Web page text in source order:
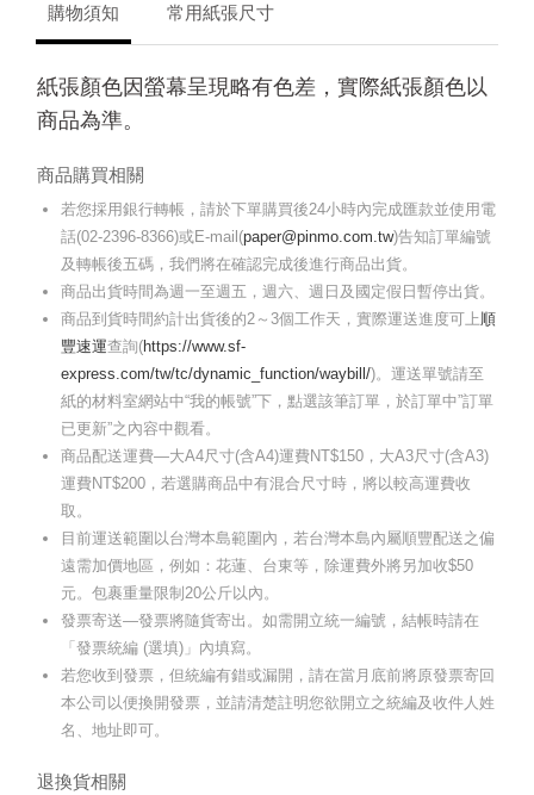
購物須知 常用紙張尺寸
紙張顏色因螢幕呈現略有色差，實際紙張顏色以
商品為準。
商品購買相關
若您採用銀行轉帳，請於下單購買後24小時內完成匯款並使用電
話(02-2396-8366)或E-mail(paper@pinmo.com.tw)告知訂單編號
及轉帳後五碼，我們將在確認完成後進行商品出貨。
商品出貨時間為週一至週五，週六、週日及國定假日暫停出貨。
商品到貨時間約計出貨後的2～3個工作天，實際運送進度可上順
豐速運查詢(https://www.sf-
express.com/tw/tc/dynamic_function/waybill/)。運送單號請至
紙的材料室網站中“我的帳號”下，點選該筆訂單，於訂單中”訂單
已更新”之內容中觀看。
商品配送運費—大A4尺寸(含A4)運費NT$150，大A3尺寸(含A3)
運費NT$200，若選購商品中有混合尺寸時，將以較高運費收
取。
目前運送範圍以台灣本島範圍內，若台灣本島內屬順豐配送之偏
遠需加價地區，例如：花蓮、台東等，除運費外將另加收$50
元。包裹重量限制20公斤以內。
發票寄送—發票將隨貨寄出。如需開立統一編號，結帳時請在
「發票統編 (選填)」內填寫。
若您收到發票，但統編有錯或漏開，請在當月底前將原發票寄回
本公司以便換開發票，並請清楚註明您欲開立之統編及收件人姓
名、地址即可。
退換貨相關